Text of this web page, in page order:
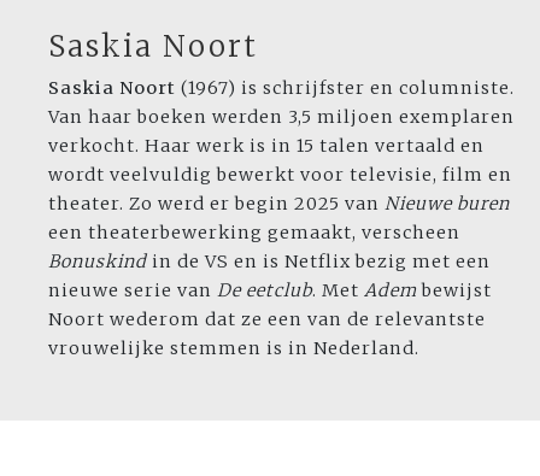
Saskia Noort
Saskia Noort (1967) is schrijfster en columniste.
Van haar boeken werden 3,5 miljoen exemplaren
verkocht. Haar werk is in 15 talen vertaald en
wordt veelvuldig bewerkt voor televisie, film en
theater. Zo werd er begin 2025 van Nieuwe buren
een theaterbewerking gemaakt, verscheen
Bonuskind in de VS en is Netflix bezig met een
nieuwe serie van De eetclub. Met Adembewijst
Noort wederom dat ze een van de relevantste
vrouwelijke stemmen is in Nederland.